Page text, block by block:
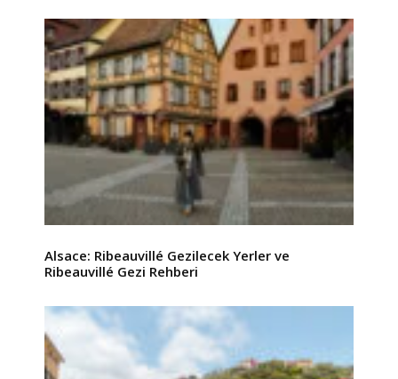
Alsace: Ribeauvillé Gezilecek Yerler ve
Ribeauvillé Gezi Rehberi